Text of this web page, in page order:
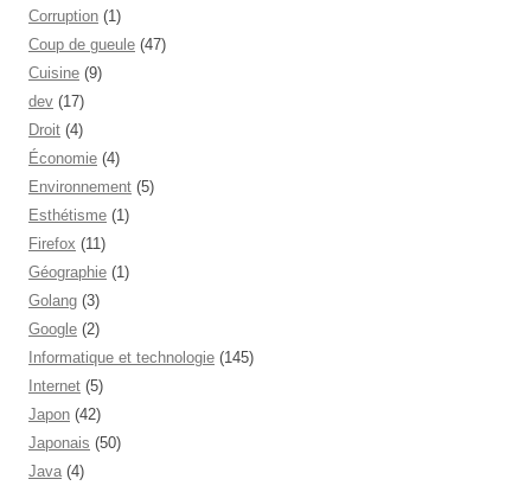
Corruption (1)
Coup de gueule (47)
Cuisine (9)
dev (17)
Droit (4)
Économie (4)
Environnement (5)
Esthétisme (1)
Firefox (11)
Géographie (1)
Golang (3)
Google (2)
Informatique et technologie (145)
Internet (5)
Japon (42)
Japonais (50)
Java (4)